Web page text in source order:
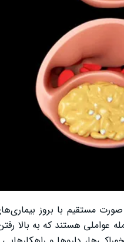
مستقیم با بروز
عواملی هستند که به بالا